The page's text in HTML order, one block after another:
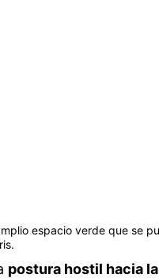
espacio verde que se
postura hostil hacia